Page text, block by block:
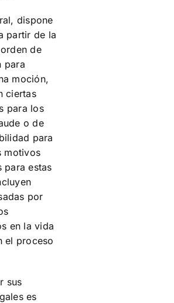
dispone
partir de la
de
para
moción,
ciertas
para los
o de
para
motivos
para estas
por
en la vida
el proceso
sus
es